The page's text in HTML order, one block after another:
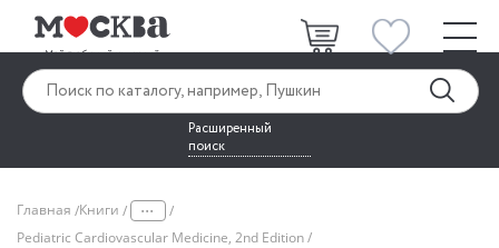
Расширенный
поиск
Главная Книги ...
Pediatric Cardiovascular Medicine, 2nd Edition